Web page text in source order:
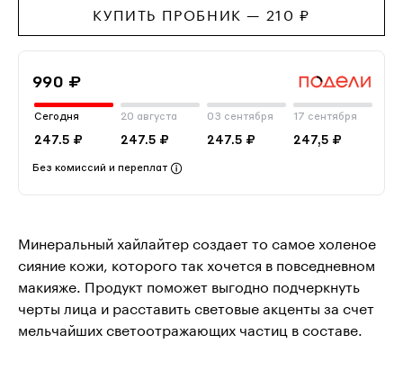
КУПИТЬ ПРОБНИК — 210 ₽
990 ₽
Сегодня
247.5 ₽
20 августа
247.5 ₽
03 сентября
247.5 ₽
17 сентября
247,5 ₽
Без комиссий и переплат
Минеральный хайлайтер создает то самое холеное
сияние кожи, которого так хочется в повседневном
макияже. Продукт поможет выгодно подчеркнуть
черты лица и расставить световые акценты за счет
мельчайших светоотражающих частиц в составе.